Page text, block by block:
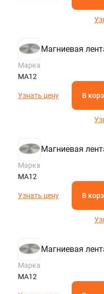
Магниевая
Марка
МА12
Узнать цену В
Магниевая
Марка
МА12
Узнать цену В
Магниевая
Марка
МА12